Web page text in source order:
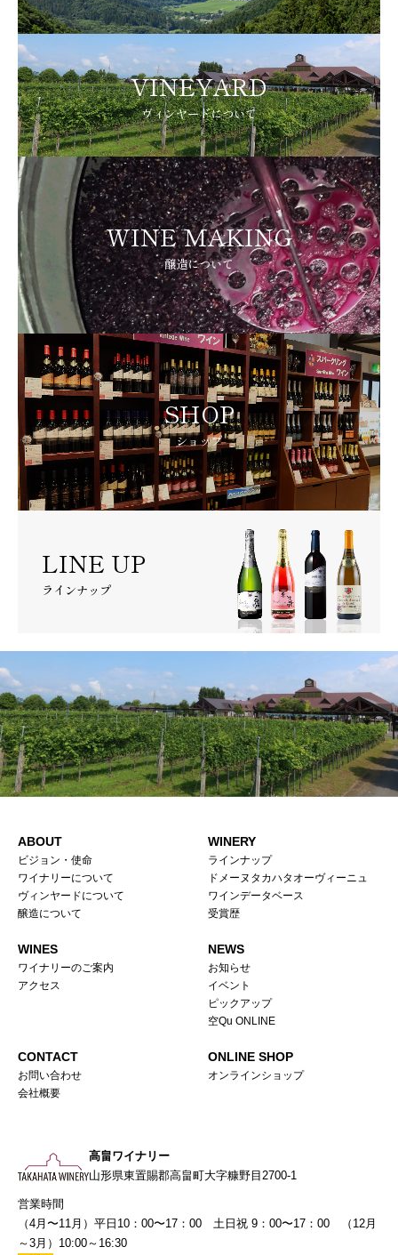
VINEYARD
ヴィンヤードについて
WINE MAKING
醸造について
SHOP
ショップ
LINE UP
ラインナップ
ABOUT
ビジョン・使命
ワイナリーについて
ヴィンヤードについて
醸造について
WINERY
ラインナップ
ドメーヌタカハタオーヴィーニュ
ワインデータベース
受賞歴
WINES
ワイナリーのご案内
アクセス
NEWS
お知らせ
イベント
ピックアップ
空Qu ONLINE
CONTACT
お問い合わせ
会社概要
ONLINE SHOP
オンラインショップ
高畠ワイナリー
山形県東置賜郡高畠町大字糠野目2700-1
営業時間
（4月〜11月）平日10：00〜17：00 土日祝 9：00〜17：00 （12月
～3月）10:00～16:30